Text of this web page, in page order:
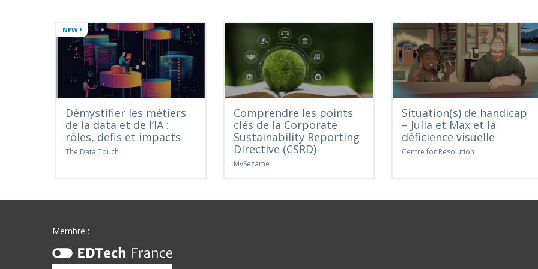
NEW !
Démystifier les métiers
de la data et de l’IA :
rôles, défis et impacts
The Data Touch
Comprendre les points
clés de la Corporate
Sustainability Reporting
Directive (CSRD)
MySezame
Situation(s) de handicap
– Julia et Max et la
déficience visuelle
Centre for Resolution
Membre :